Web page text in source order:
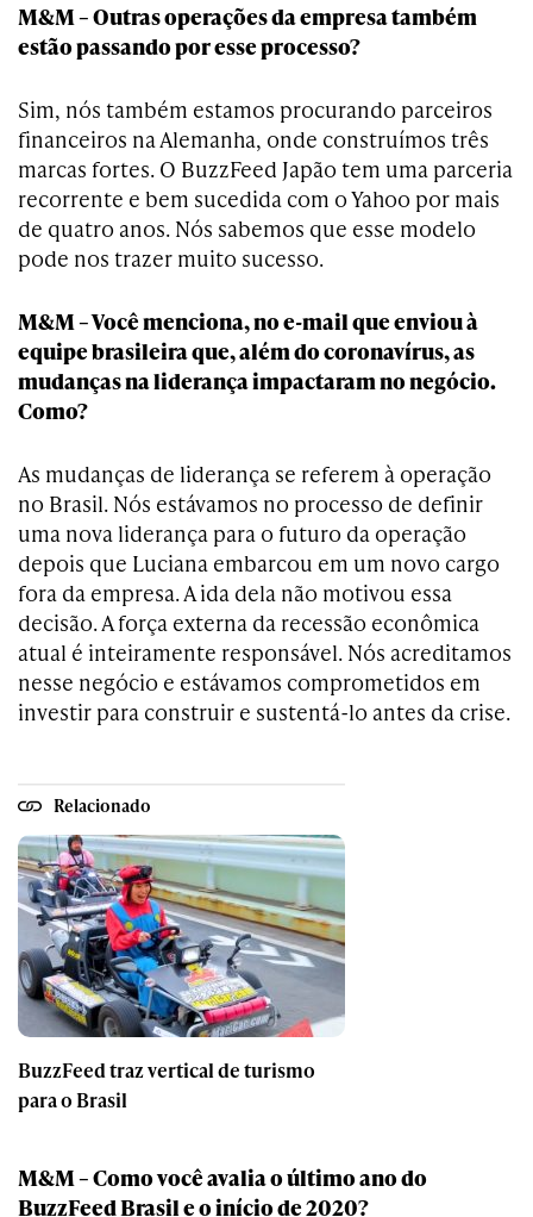
M&M – Outras operações da empresa também
estão passando por esse processo?
Sim, nós também estamos procurando parceiros
financeiros na Alemanha, onde construímos três
marcas fortes. O BuzzFeed Japão tem uma parceria
recorrente e bem sucedida com o Yahoo por mais
de quatro anos. Nós sabemos que esse modelo
pode nos trazer muito sucesso.
M&M – Você menciona, no e-mail que enviou à
equipe brasileira que, além do coronavírus, as
mudanças na liderança impactaram no negócio.
Como?
As mudanças de liderança se referem à operação
no Brasil. Nós estávamos no processo de definir
uma nova liderança para o futuro da operação
depois que Luciana embarcou em um novo cargo
fora da empresa. A ida dela não motivou essa
decisão. A força externa da recessão econômica
atual é inteiramente responsável. Nós acreditamos
nesse negócio e estávamos comprometidos em
investir para construir e sustentá-lo antes da crise.
Relacionado
BuzzFeed traz vertical de turismo
para o Brasil
M&M – Como você avalia o último ano do
BuzzFeed Brasil e o início de 2020?